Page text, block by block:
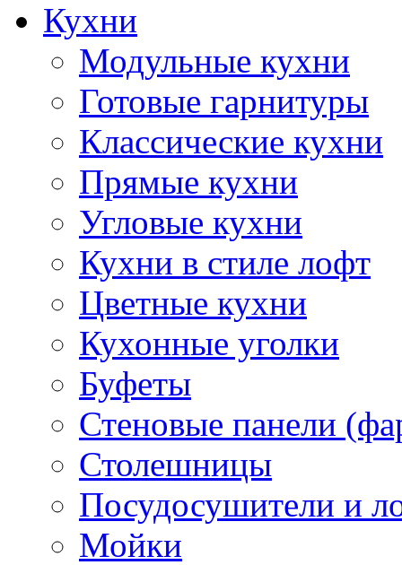
Кухни
Модульные кухни
Готовые гарнитуры
Классические кухни
Прямые кухни
Угловые кухни
Кухни в стиле лофт
Цветные кухни
Кухонные уголки
Буфеты
Стеновые панели
Столешницы
Посудосушители и
Мойки